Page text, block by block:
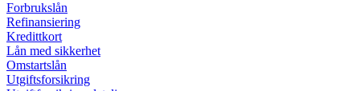
Forbrukslån
Refinansiering
Kredittkort
Lån med sikkerhet
Omstartslån
Utgiftsforsikring